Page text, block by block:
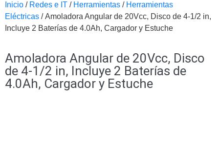
Videovigilancia
Accesorios
Generales
Ethernet y
FibraAccesorios
para
Computadora
Inicio / Redes e IT / Herramientas / Herramientas
Eléctricas / Amoladora Angular de 20Vcc, Disco de 4-1/2 in,
Incluye 2 Baterías de 4.0Ah, Cargador y Estuche
Amoladora Angular de 20Vcc, Disco
de 4-1/2 in, Incluye 2 Baterías de
4.0Ah, Cargador y Estuche